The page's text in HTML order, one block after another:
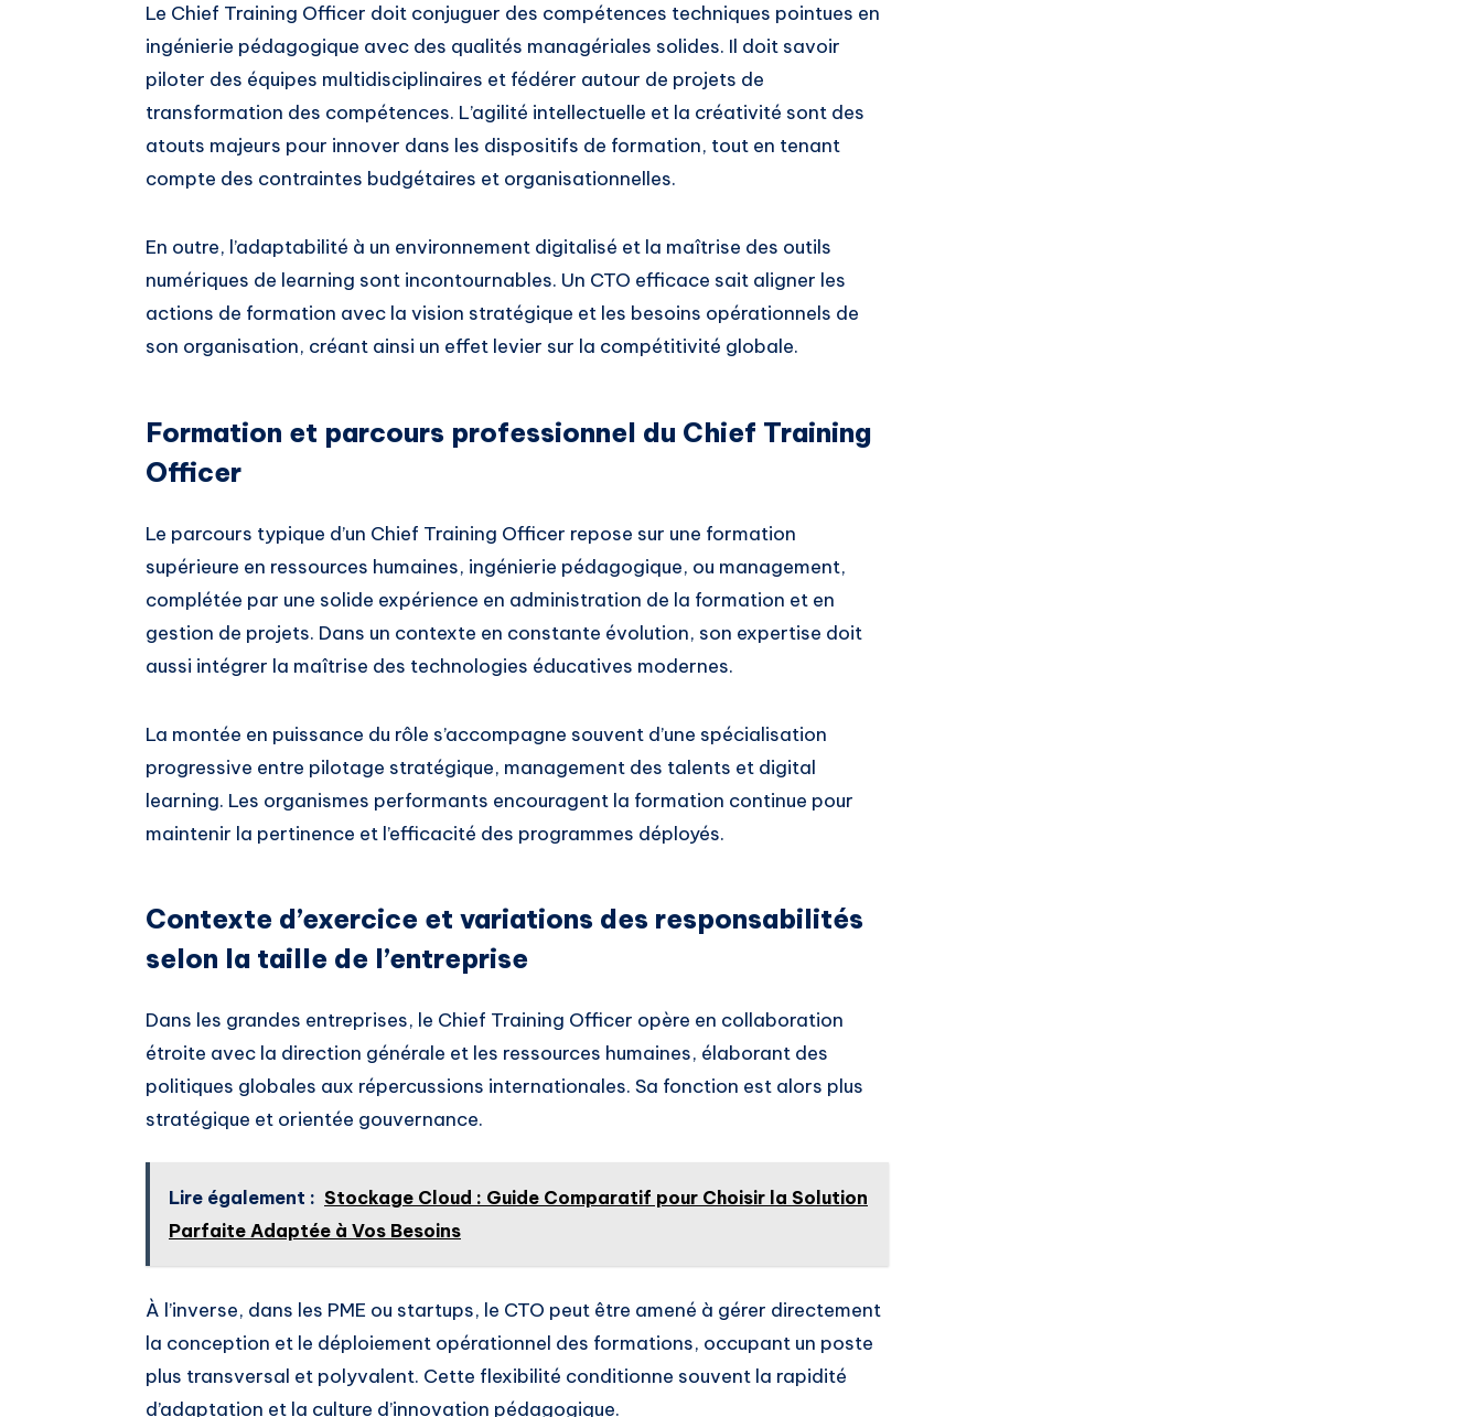
Le Chief Training Officer doit conjuguer des compétences techniques pointues en
ingénierie pédagogique avec des qualités managériales solides. Il doit savoir
piloter des équipes multidisciplinaires et fédérer autour de projets de
transformation des compétences. L’agilité intellectuelle et la créativité sont des
atouts majeurs pour innover dans les dispositifs de formation, tout en tenant
compte des contraintes budgétaires et organisationnelles.
En outre, l’adaptabilité à un environnement digitalisé et la maîtrise des outils
numériques de learning sont incontournables. Un CTO efficace sait aligner les
actions de formation avec la vision stratégique et les besoins opérationnels de
son organisation, créant ainsi un effet levier sur la compétitivité globale.
Formation et parcours professionnel du Chief Training
Officer
Le parcours typique d’un Chief Training Officer repose sur une formation
supérieure en ressources humaines, ingénierie pédagogique, ou management,
complétée par une solide expérience en administration de la formation et en
gestion de projets. Dans un contexte en constante évolution, son expertise doit
aussi intégrer la maîtrise des technologies éducatives modernes.
La montée en puissance du rôle s’accompagne souvent d’une spécialisation
progressive entre pilotage stratégique, management des talents et digital
learning. Les organismes performants encouragent la formation continue pour
maintenir la pertinence et l’efficacité des programmes déployés.
Contexte d’exercice et variations des responsabilités
selon la taille de l’entreprise
Dans les grandes entreprises, le Chief Training Officer opère en collaboration
étroite avec la direction générale et les ressources humaines, élaborant des
politiques globales aux répercussions internationales. Sa fonction est alors plus
stratégique et orientée gouvernance.
Lire également : Stockage Cloud : Guide Comparatif pour Choisir la Solution
Parfaite Adaptée à Vos Besoins
À l’inverse, dans les PME ou startups, le CTO peut être amené à gérer directement
la conception et le déploiement opérationnel des formations, occupant un poste
plus transversal et polyvalent. Cette flexibilité conditionne souvent la rapidité
d’adaptation et la culture d’innovation pédagogique.